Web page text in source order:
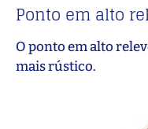
Ponto em alto
O ponto em alto
mais rústico.